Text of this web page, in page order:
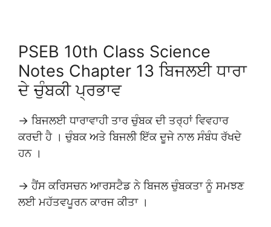
PSEB 10th Class Science
Notes Chapter 13 ਬਿਜਲਈ ਧਾਰਾ
ਦੇ ਚੁੰਬਕੀ ਪ੍ਰਭਾਵ
→ ਬਿਜਲਈ ਧਾਰਾਵਾਹੀ ਤਾਰ ਚੁੰਬਕ ਦੀ ਤਰ੍ਹਾਂ ਵਿਵਹਾਰ
ਕਰਦੀ ਹੈ । ਚੁੰਬਕ ਅਤੇ ਬਿਜਲੀ ਇੱਕ ਦੂਜੇ ਨਾਲ ਸੰਬੰਧ ਰੱਖਦੇ
ਹਨ ।
→ ਹੈਂਸ ਕਰਿਸਚਨ ਆਰਸਟੈਡ ਨੇ ਬਿਜਲ ਚੁੰਬਕਤਾ ਨੂੰ ਸਮਝਣ
ਲਈ ਮਹੱਤਵਪੂਰਨ ਕਾਰਜ ਕੀਤਾ ।